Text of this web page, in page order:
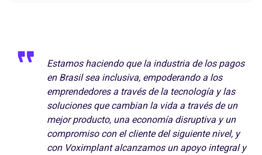
Estamos haciendo que la industria de los pagos
en Brasil sea inclusiva, empoderando a los
emprendedores a través de la tecnología y las
soluciones que cambian la vida a través de un
mejor producto, una economía disruptiva y un
compromiso con el cliente del siguiente nivel, y
con Voximplant alcanzamos un apoyo integral y